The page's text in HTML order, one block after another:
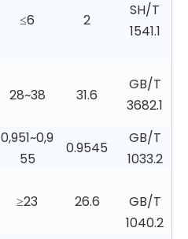
≤6 2
SH/T
1541.1
28~38 31.6
GB/T
3682.1
0,951~0,9
55
0.9545
GB/T
1033.2
≥23 26.6
GB/T
1040.2